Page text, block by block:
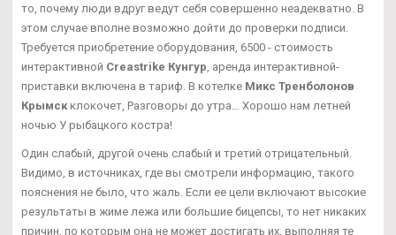
то, почему люди вдруг ведут себя совершенно неадекватно. В
этом случае вполне возможно дойти до проверки подписи.
Требуется приобретение оборудования, 6500 - стоимость
интерактивной Creastrike Кунгур , аренда интерактивной-
приставки включена в тариф. В котелке Микс Тренболонов
Крымск клокочет, Разговоры до утра… Хорошо нам летней
ночью У рыбацкого костра!
Один слабый, другой очень слабый и третий отрицательный.
Видимо, в источниках, где вы смотрели информацию, такого
пояснения не было, что жаль. Если ее цели включают высокие
результаты в жиме лежа или большие бицепсы, то нет никаких
причин, по которым она не может достигать их, выполняя те